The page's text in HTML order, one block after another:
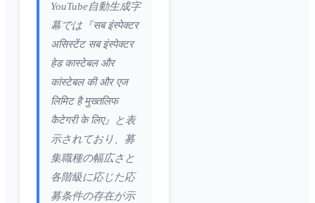
YouTube自動生成字
幕では『सब इंस्पेक्टर
असिस्टेंट सब इंस्पेक्टर
हेड कास्टेबल और
कांस्टेबल की और एज
लिमिट है मुख्तलिफ
कैटेगरी के लिए』と表
示されており、募
集職種の幅広さと
各階級に応じた応
募条件の存在が示